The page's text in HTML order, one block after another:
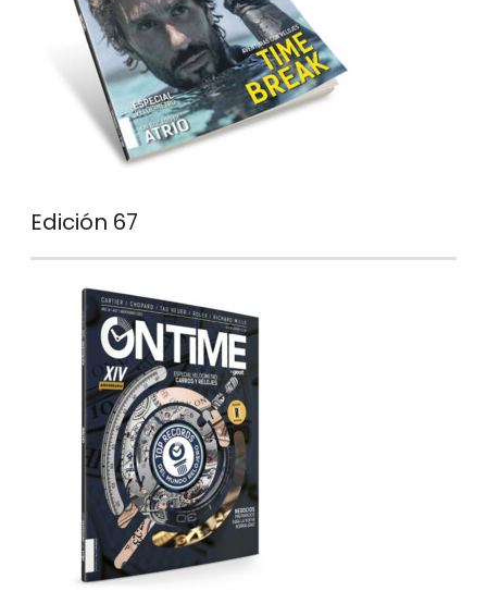
Edición 67